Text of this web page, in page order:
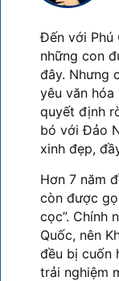
Đến với Phú
những con
đây. Nhưng
yêu văn hóa
quyết định
bó với Đảo
xinh đẹp,
Hơn 7 năm
còn được
cọc”. Chính
Quốc, nên
đều bị cuốn
trải nghiệm